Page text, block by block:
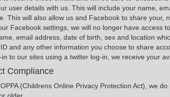
user details with us. This will include your name,
This will also allow us and Facebook to share
Facebook settings, we will no longer have
email address, date of birth, sex and location
and any other information you choose to share
to our sites using a twitter log-in, we receive your
Compliance
(Childrens Online Privacy Protection Act), we